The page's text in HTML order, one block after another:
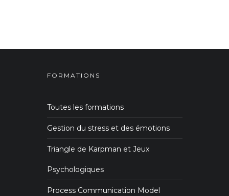
FORMATIONS
Toutes les formations
Gestion du stress et des émotions
Triangle de Karpman et Jeux
Psychologiques
Process Communication Model